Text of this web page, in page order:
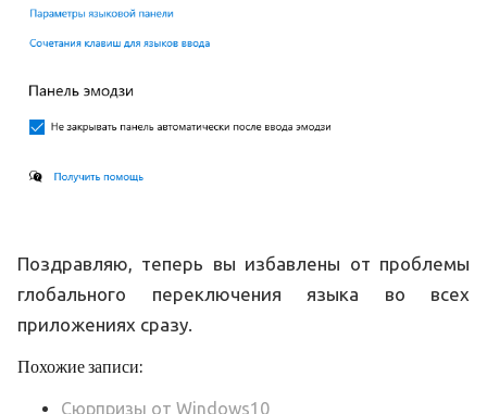
Поздравляю, теперь вы избавлены от проблемы
глобального переключения языка во всех
приложениях сразу.
Похожие записи:
Сюрпризы от Windows10